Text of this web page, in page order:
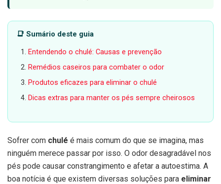
📑 Sumário deste guia
Entendendo o chulé: Causas e prevenção
Remédios caseiros para combater o odor
Produtos eficazes para eliminar o chulé
Dicas extras para manter os pés sempre cheirosos
Sofrer com chulé é mais comum do que se imagina, mas
ninguém merece passar por isso. O odor desagradável nos
pés pode causar constrangimento e afetar a autoestima. A
boa notícia é que existem diversas soluções para eliminar